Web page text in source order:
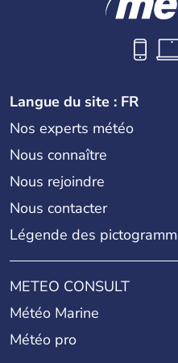
Langue du site : FR
Nos experts météo
Nous connaître
Nous rejoindre
Nous contacter
Légende des
METEO CONSULT
Météo Marine
Météo pro